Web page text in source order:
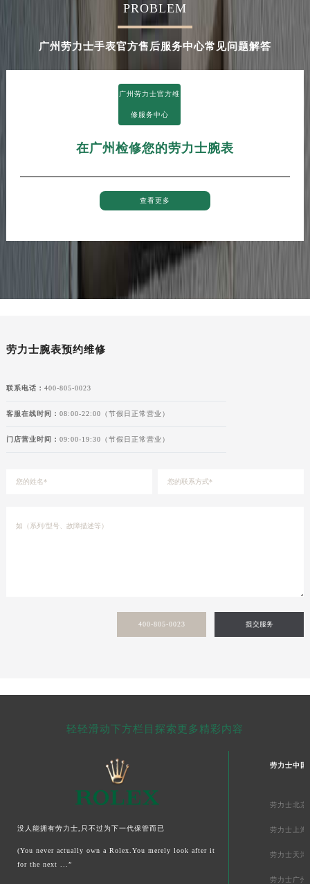
PROBLEM
广州劳力士手表官方售后服务中心常见问题解答
广州劳力士官方维
修服务中心
在广州检修您的劳力士腕表
查看更多
劳力士腕表预约维修
联系电话： 400-805-0023
客服在线时间： 08:00-22:00（节假日正常营业）
门店营业时间： 09:00-19:30（节假日正常营业）
400-805-0023 提交服务
轻轻滑动下方栏目探索更多精彩内容
没人能拥有劳力士,只不过为下一代保管而已
(You never actually own a Rolex.You merely look after it
for the next ...”
劳力士中国
劳力士北京
劳力士上海
劳力士天津
劳力士广州